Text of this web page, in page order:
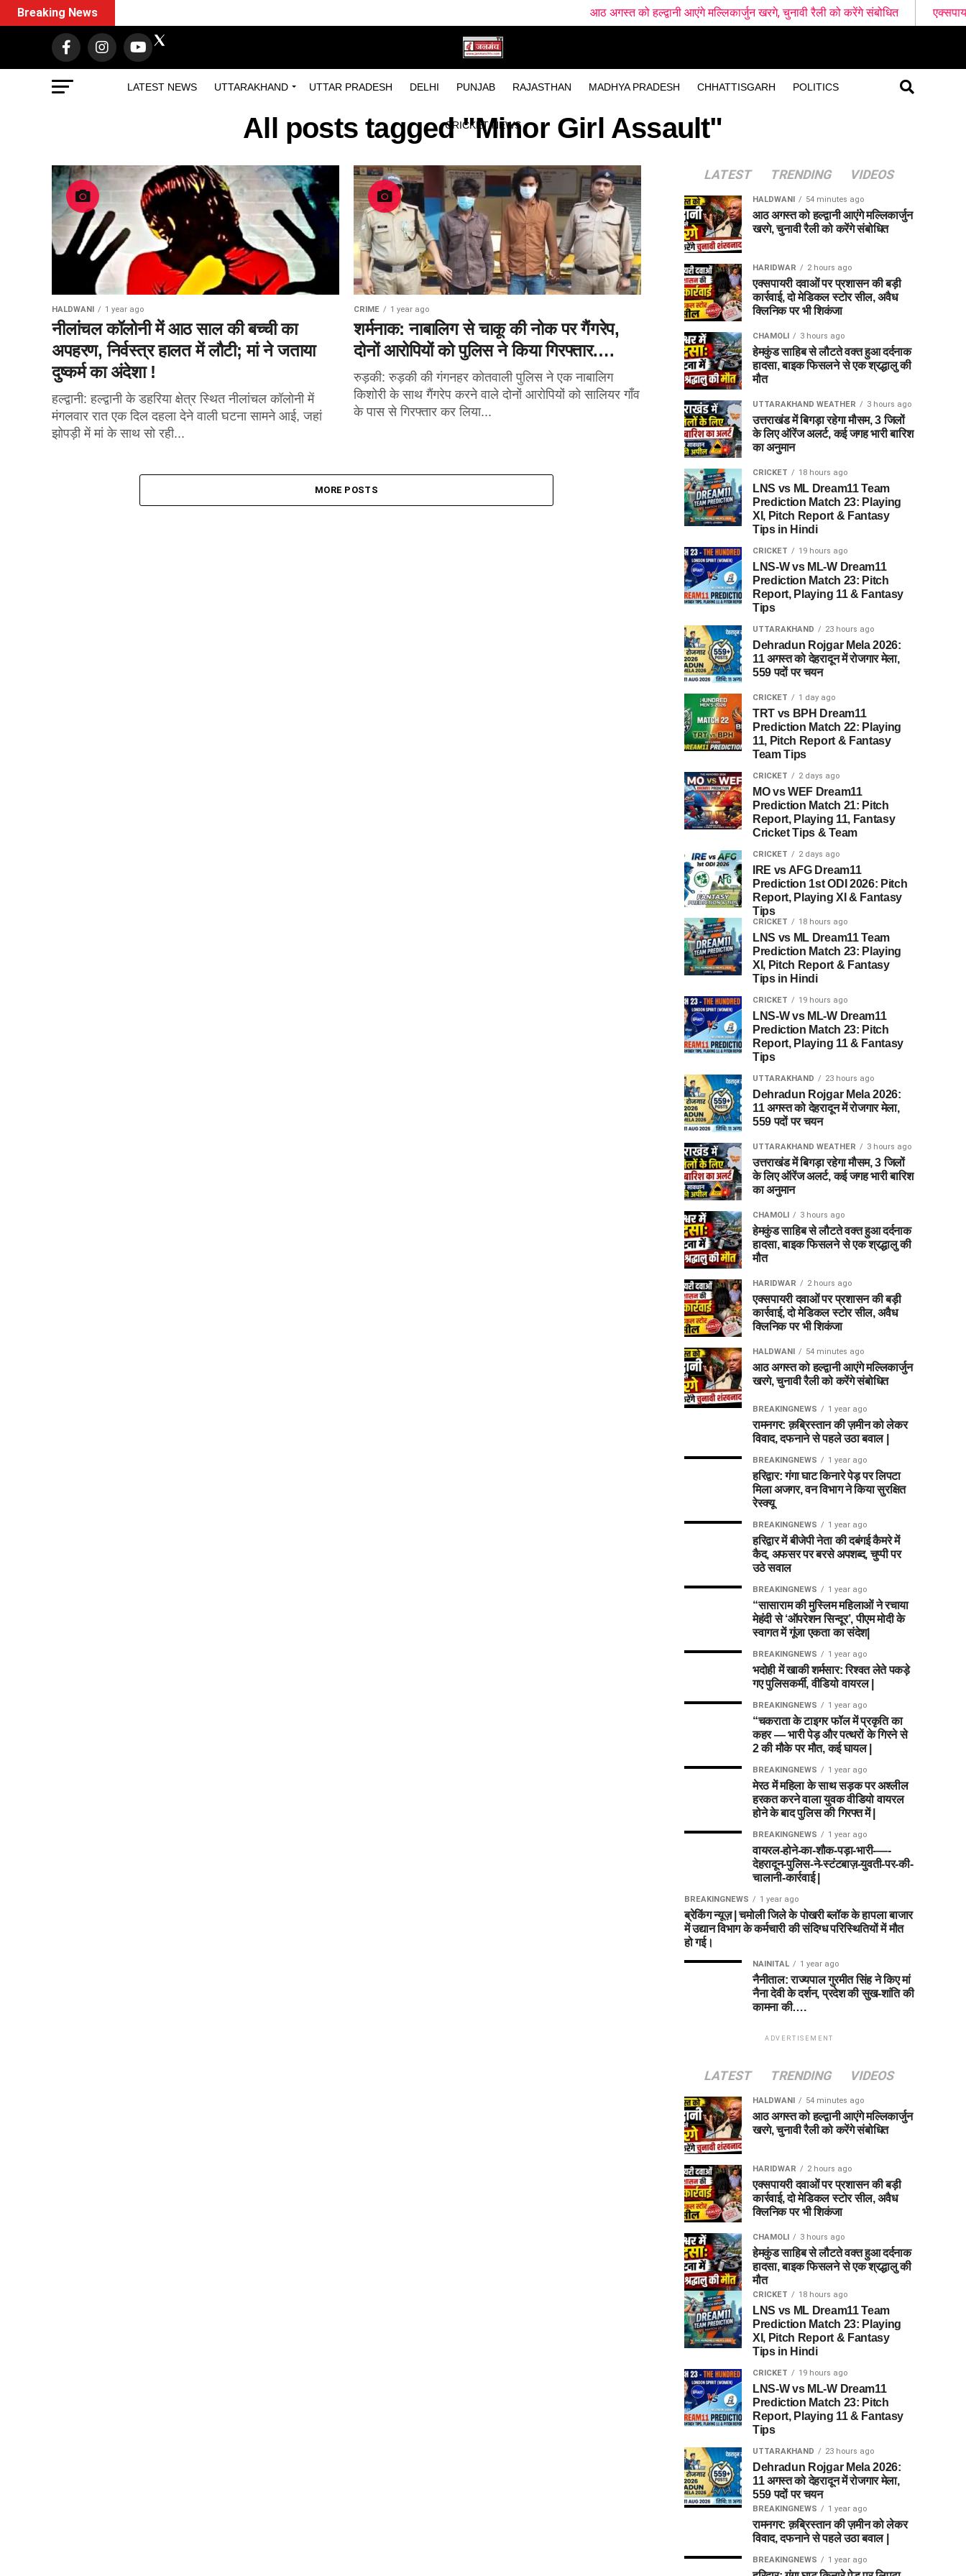
LATEST NEWS UTTARAKHAND UTTAR PRADESH DELHI PUNJAB RAJASTHAN MADHYA PRADESH CHHATTISGARH POLITICS
CRICKET NEWS
Breaking News आठ अगस्त को हल्द्वानी आएंगे मल्लिकार्जुन खरगे, चुनावी रैली को करेंगे संबोधित एक्सपायरी दवाओं पर
All posts tagged "Minor Girl Assault"
HALDWANI 1 year ago
नीलांचल कॉलोनी में आठ साल की बच्ची का
अपहरण, निर्वस्त्र हालत में लौटी; मां ने जताया
दुष्कर्म का अंदेशा !
हल्द्वानी: हल्द्वानी के डहरिया क्षेत्र स्थित नीलांचल कॉलोनी में
मंगलवार रात एक दिल दहला देने वाली घटना सामने आई, जहां
झोपड़ी में मां के साथ सो रही...
CRIME 1 year ago
शर्मनाक: नाबालिग से चाकू की नोक पर गैंगरेप,
दोनों आरोपियों को पुलिस ने किया गिरफ्तार….
रुड़की: रुड़की की गंगनहर कोतवाली पुलिस ने एक नाबालिग
किशोरी के साथ गैंगरेप करने वाले दोनों आरोपियों को सालियर गाँव
के पास से गिरफ्तार कर लिया...
MORE POSTS
LATEST TRENDING VIDEOS
HALDWANI 54 minutes ago
आठ अगस्त को हल्द्वानी आएंगे मल्लिकार्जुन
खरगे, चुनावी रैली को करेंगे संबोधित
HARIDWAR 2 hours ago
एक्सपायरी दवाओं पर प्रशासन की बड़ी
कार्रवाई, दो मेडिकल स्टोर सील, अवैध
क्लिनिक पर भी शिकंजा
CHAMOLI 3 hours ago
हेमकुंड साहिब से लौटते वक्त हुआ दर्दनाक
हादसा, बाइक फिसलने से एक श्रद्धालु की
मौत
UTTARAKHAND WEATHER 3 hours ago
उत्तराखंड में बिगड़ा रहेगा मौसम, 3 जिलों
के लिए ऑरेंज अलर्ट, कई जगह भारी बारिश
का अनुमान
CRICKET 18 hours ago
LNS vs ML Dream11 Team
Prediction Match 23: Playing
XI, Pitch Report & Fantasy
Tips in Hindi
CRICKET 19 hours ago
LNS-W vs ML-W Dream11
Prediction Match 23: Pitch
Report, Playing 11 & Fantasy
Tips
UTTARAKHAND 23 hours ago
Dehradun Rojgar Mela 2026:
11 अगस्त को देहरादून में रोजगार मेला,
559 पदों पर चयन
CRICKET 1 day ago
TRT vs BPH Dream11
Prediction Match 22: Playing
11, Pitch Report & Fantasy
Team Tips
CRICKET 2 days ago
MO vs WEF Dream11
Prediction Match 21: Pitch
Report, Playing 11, Fantasy
Cricket Tips & Team
CRICKET 2 days ago
IRE vs AFG Dream11
Prediction 1st ODI 2026: Pitch
Report, Playing XI & Fantasy
Tips
CRICKET 18 hours ago
LNS vs ML Dream11 Team
Prediction Match 23: Playing
XI, Pitch Report & Fantasy
Tips in Hindi
CRICKET 19 hours ago
LNS-W vs ML-W Dream11
Prediction Match 23: Pitch
Report, Playing 11 & Fantasy
Tips
UTTARAKHAND 23 hours ago
Dehradun Rojgar Mela 2026:
11 अगस्त को देहरादून में रोजगार मेला,
559 पदों पर चयन
UTTARAKHAND WEATHER 3 hours ago
उत्तराखंड में बिगड़ा रहेगा मौसम, 3 जिलों
के लिए ऑरेंज अलर्ट, कई जगह भारी बारिश
का अनुमान
CHAMOLI 3 hours ago
हेमकुंड साहिब से लौटते वक्त हुआ दर्दनाक
हादसा, बाइक फिसलने से एक श्रद्धालु की
मौत
HARIDWAR 2 hours ago
एक्सपायरी दवाओं पर प्रशासन की बड़ी
कार्रवाई, दो मेडिकल स्टोर सील, अवैध
क्लिनिक पर भी शिकंजा
HALDWANI 54 minutes ago
आठ अगस्त को हल्द्वानी आएंगे मल्लिकार्जुन
खरगे, चुनावी रैली को करेंगे संबोधित
BREAKINGNEWS 1 year ago
रामनगर: क़ब्रिस्तान की ज़मीन को लेकर
विवाद, दफनाने से पहले उठा बवाल |
BREAKINGNEWS 1 year ago
हरिद्वार: गंगा घाट किनारे पेड़ पर लिपटा
मिला अजगर, वन विभाग ने किया सुरक्षित
रेस्क्यू
BREAKINGNEWS 1 year ago
हरिद्वार में बीजेपी नेता की दबंगई कैमरे में
कैद, अफसर पर बरसे अपशब्द, चुप्पी पर
उठे सवाल
BREAKINGNEWS 1 year ago
“सासाराम की मुस्लिम महिलाओं ने रचाया
मेहंदी से ‘ऑपरेशन सिन्दूर’, पीएम मोदी के
स्वागत में गूंजा एकता का संदेश|
BREAKINGNEWS 1 year ago
भदोही में खाकी शर्मसार: रिश्वत लेते पकड़े
गए पुलिसकर्मी, वीडियो वायरल |
BREAKINGNEWS 1 year ago
“चकराता के टाइगर फॉल में प्रकृति का
कहर — भारी पेड़ और पत्थरों के गिरने से
2 की मौके पर मौत, कई घायल |
BREAKINGNEWS 1 year ago
मेरठ में महिला के साथ सड़क पर अश्लील
हरकत करने वाला युवक वीडियो वायरल
होने के बाद पुलिस की गिरफ्त में |
BREAKINGNEWS 1 year ago
वायरल-होने-का-शौक-पड़ा-भारी-—-
देहरादून-पुलिस-ने-स्टंटबाज़-युवती-पर-की-
चालानी-कार्रवाई |
BREAKINGNEWS 1 year ago
ब्रेकिंग न्यूज़ | चमोली जिले के पोखरी ब्लॉक के हापला बाजार
में उद्यान विभाग के कर्मचारी की संदिग्ध परिस्थितियों में मौत
हो गई।
NAINITAL 1 year ago
नैनीताल: राज्यपाल गुरमीत सिंह ने किए मां
नैना देवी के दर्शन, प्रदेश की सुख-शांति की
कामना की….
ADVERTISEMENT
LATEST TRENDING VIDEOS
HALDWANI 54 minutes ago
आठ अगस्त को हल्द्वानी आएंगे मल्लिकार्जुन
खरगे, चुनावी रैली को करेंगे संबोधित
HARIDWAR 2 hours ago
एक्सपायरी दवाओं पर प्रशासन की बड़ी
कार्रवाई, दो मेडिकल स्टोर सील, अवैध
क्लिनिक पर भी शिकंजा
CHAMOLI 3 hours ago
हेमकुंड साहिब से लौटते वक्त हुआ दर्दनाक
हादसा, बाइक फिसलने से एक श्रद्धालु की
मौत
CRICKET 18 hours ago
LNS vs ML Dream11 Team
Prediction Match 23: Playing
XI, Pitch Report & Fantasy
Tips in Hindi
CRICKET 19 hours ago
LNS-W vs ML-W Dream11
Prediction Match 23: Pitch
Report, Playing 11 & Fantasy
Tips
UTTARAKHAND 23 hours ago
Dehradun Rojgar Mela 2026:
11 अगस्त को देहरादून में रोजगार मेला,
559 पदों पर चयन
BREAKINGNEWS 1 year ago
रामनगर: क़ब्रिस्तान की ज़मीन को लेकर
विवाद, दफनाने से पहले उठा बवाल |
BREAKINGNEWS 1 year ago